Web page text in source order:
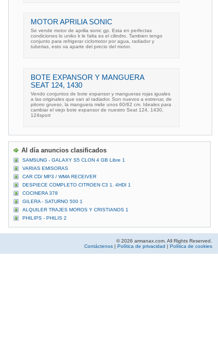
MOTOR APRILIA SONIC
Se vende motor de aprilia sonic gp. Esta en perfectas
condiciones lo uniko k le falta es el cilindro. Tambien tengo
conjunto para refrigerar ciclomotor por agua, radiador y
tuberias, esto va aparte del precio del motor.
BOTE EXPANSOR Y MANGUERA
SEAT 124, 1430
Vendo conjuntos de bote expansor y mangueras rojas iguales
a las originales que van al radiador. Son nuevos a estrenar, de
pitorro grueso, la manguera mide unos 60/62 cm. Ideales para
cambiar el viejo bote expansor de nuestro Seat 124, 1430,
124sport
Al día anuncios clasificados
SAMSUNG - GALAXY S5 CLON 4 GB Libre 1
VARIAS EMISORAS
CAR CD/ MP3 / WMA RECEIVER
DESPIECE COMPLETO CITROEN C3 1. 4HDI 1
COCINERA 378
GILERA - SATURNO 500 1
ALQUILER TRAJES MOROS Y CRISTIANOS 1
PHILIPS - PHILIS 2
© 2026 armanax.com. All Rights Reserved.
Contáctenos
Política de privacidad Política de cookies